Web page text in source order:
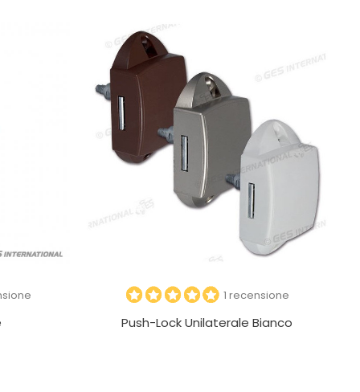
1 recensione
Push-Lock Unilaterale Bianco